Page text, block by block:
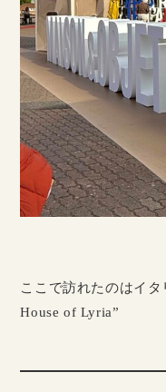
ここで訪れたのはイ
House of Lyria”